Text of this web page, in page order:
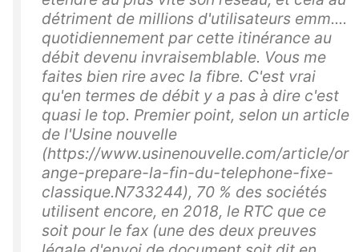
détriment de millions d'utilisateurs emm....
quotidiennement par cette itinérance au
débit devenu invraisemblable. Vous me
faites bien rire avec la fibre. C'est vrai
qu'en termes de débit y a pas à dire c'est
quasi le top. Premier point, selon un article
de l'Usine nouvelle
(https://www.usinenouvelle.com/article/or
ange-prepare-la-fin-du-telephone-fixe-
classique.N733244), 70 % des sociétés
utilisent encore, en 2018, le RTC que ce
soit pour le fax (une des deux preuves